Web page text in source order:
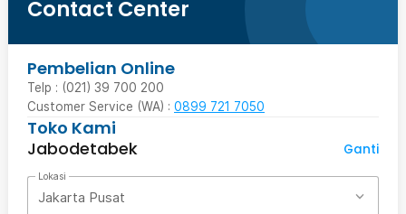
Contact Center
Pembelian Online
Telp : (021) 39 700 200
Customer Service (WA) : 0899 721 7050
Toko Kami
Jabodetabek
Ganti
Lokasi
Jakarta Pusat